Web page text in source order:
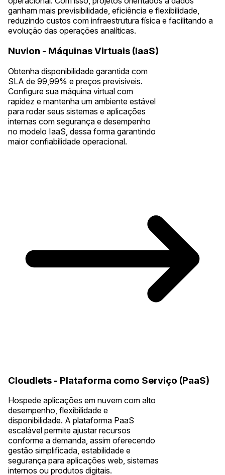
ganham mais previsibilidade, eficiência e flexibilidade,
reduzindo custos com infraestrutura física e facilitando a
evolução das operações analíticas.
Nuvion - Máquinas Virtuais (IaaS)
Obtenha disponibilidade garantida com
SLA de 99,99% e preços previsíveis.
Configure sua máquina virtual com
rapidez e mantenha um ambiente estável
para rodar seus sistemas e aplicações
internas com segurança e desempenho
no modelo IaaS, dessa forma garantindo
maior confiabilidade operacional.
Cloudlets - Plataforma como Serviço (PaaS)
Hospede aplicações em nuvem com alto
desempenho, flexibilidade e
disponibilidade. A plataforma PaaS
escalável permite ajustar recursos
conforme a demanda, assim oferecendo
gestão simplificada, estabilidade e
segurança para aplicações web, sistemas
internos ou produtos digitais.